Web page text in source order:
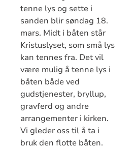
tenne lys og sette i
sanden blir søndag 18.
mars. Midt i båten står
Kristuslyset, som små lys
kan tennes fra. Det vil
være mulig å tenne lys i
båten både ved
gudstjenester, bryllup,
gravferd og andre
arrangementer i kirken.
Vi gleder oss til å ta i
bruk den flotte båten.